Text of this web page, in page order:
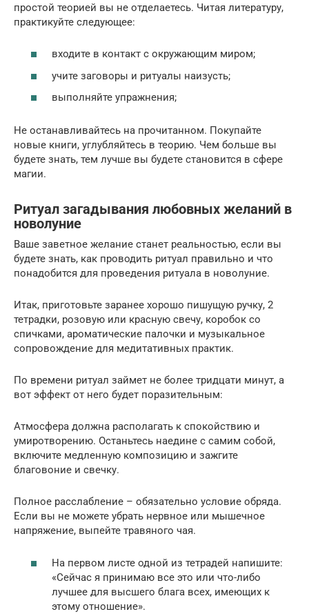
простой теорией вы не отделаетесь. Читая литературу,
практикуйте следующее:
входите в контакт с окружающим миром;
учите заговоры и ритуалы наизусть;
выполняйте упражнения;
Не останавливайтесь на прочитанном. Покупайте
новые книги, углубляйтесь в теорию. Чем больше вы
будете знать, тем лучше вы будете становится в сфере
магии.
Ритуал загадывания любовных желаний в
новолуние
Ваше заветное желание станет реальностью, если вы
будете знать, как проводить ритуал правильно и что
понадобится для проведения ритуала в новолуние.
Итак, приготовьте заранее хорошо пишущую ручку, 2
тетрадки, розовую или красную свечу, коробок со
спичками, ароматические палочки и музыкальное
сопровождение для медитативных практик.
По времени ритуал займет не более тридцати минут, а
вот эффект от него будет поразительным:
Атмосфера должна располагать к спокойствию и
умиротворению. Останьтесь наедине с самим собой,
включите медленную композицию и зажгите
благовоние и свечку.
Полное расслабление – обязательно условие обряда.
Если вы не можете убрать нервное или мышечное
напряжение, выпейте травяного чая.
На первом листе одной из тетрадей напишите:
«Сейчас я принимаю все это или что-либо
лучшее для высшего блага всех, имеющих к
этому отношение».